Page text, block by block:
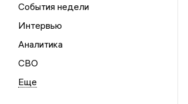
События недели
Интервью
Аналитика
СВО